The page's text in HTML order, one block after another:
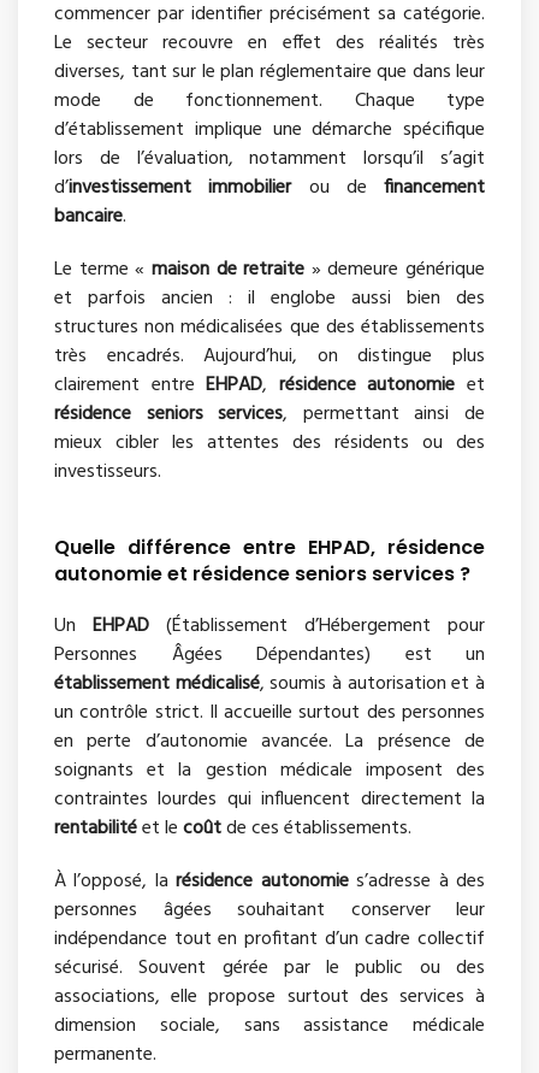
commencer par identifier précisément sa catégorie.
Le secteur recouvre en effet des réalités très
diverses, tant sur le plan réglementaire que dans leur
mode de fonctionnement. Chaque type
d’établissement implique une démarche spécifique
lors de l’évaluation, notamment lorsqu’il s’agit
d’investissement immobilierou de financement
bancaire.
Le terme « maison de retraite » demeure générique
et parfois ancien : il englobe aussi bien des
structures non médicalisées que des établissements
très encadrés. Aujourd’hui, on distingue plus
clairement entreEHPAD, résidence autonomie et
résidence seniors services, permettant ainsi de
mieux cibler les attentes des résidents ou des
investisseurs.
Quelle différence entre EHPAD, résidence
autonomie et résidence seniors services ?
Un EHPAD (Établissement d’Hébergement pour
Personnes Âgées Dépendantes) est un
établissement médicalisé, soumis à autorisation et à
un contrôle strict. Il accueille surtout des personnes
en perte d’autonomie avancée. La présence de
soignants et la gestion médicale imposent des
contraintes lourdes qui influencent directement la
rentabilitéet lecoûtde ces établissements.
À l’opposé, larésidence autonomies’adresse à des
personnes âgées souhaitant conserver leur
indépendance tout en profitant d’un cadre collectif
sécurisé. Souvent gérée par le public ou des
associations, elle propose surtout des services à
dimension sociale, sans assistance médicale
permanente.